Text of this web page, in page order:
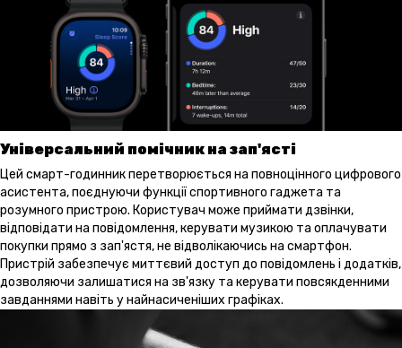
Універсальний помічник на зап'ясті
Цей смарт-годинник перетворюється на повноцінного цифрового
асистента, поєднуючи функції спортивного гаджета та
розумного пристрою. Користувач може приймати дзвінки,
відповідати на повідомлення, керувати музикою та оплачувати
покупки прямо з зап'ястя, не відволікаючись на смартфон.
Пристрій забезпечує миттєвий доступ до повідомлень і додатків,
дозволяючи залишатися на зв'язку та керувати повсякденними
завданнями навіть у найнасиченіших графіках.